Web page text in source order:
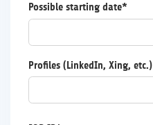
Possible starting date*
Profiles (LinkedIn, Xing, etc.)